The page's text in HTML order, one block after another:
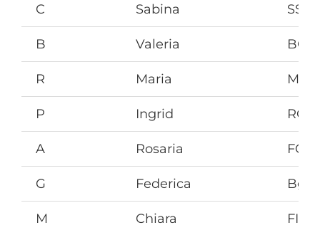
C Sabina SS
B Valeria BG
R Maria MN
P Ingrid RO
A Rosaria FG
G Federica Bg
M Chiara FI